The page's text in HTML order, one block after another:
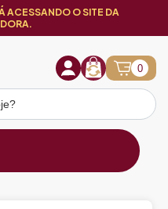
ACESSANDO O SITE DA
0